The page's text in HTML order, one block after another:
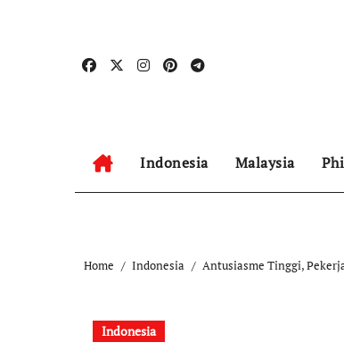
Indonesia Malaysia
Home Indonesia Antusiasme Tinggi,
Indonesia